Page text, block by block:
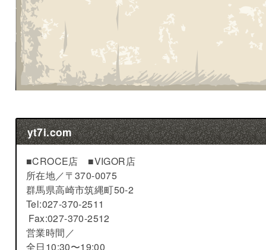
yt7i.com
■CROCE店 ■VIGOR店
所在地／〒370-0075
群馬県高崎市筑縄町50-2
Tel:027-370-2511
Fax:027-370-2512
営業時間／
全日10:30〜19:00